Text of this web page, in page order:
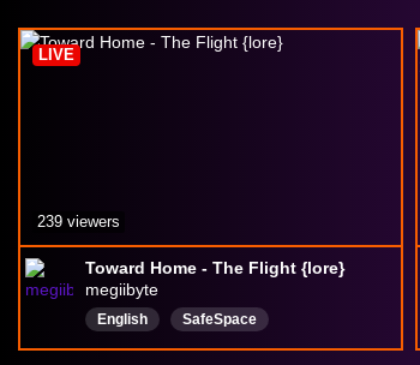
Toward Home - The Flight {lore}
megiibyte
English
SafeSpace
Neurodivergent
Chatty
LIVE
239 viewers